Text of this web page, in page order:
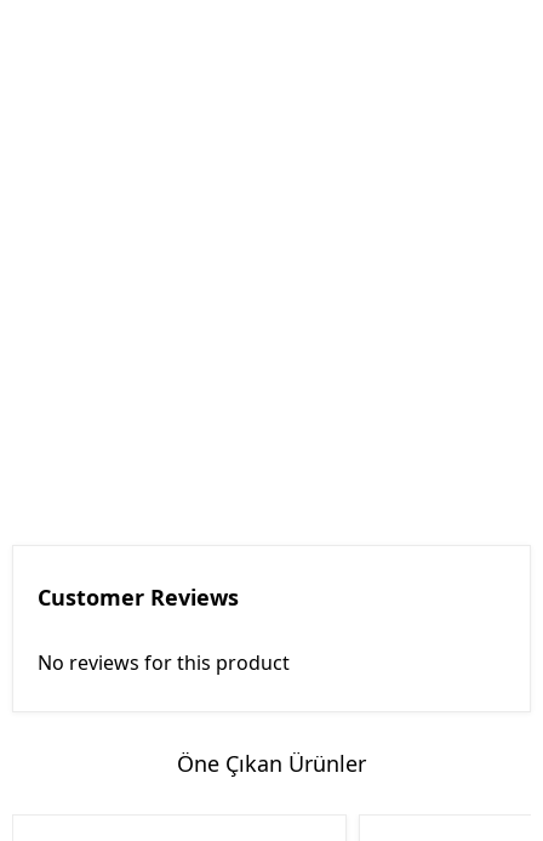
Customer Reviews
No reviews for this product
Öne Çıkan Ürünler